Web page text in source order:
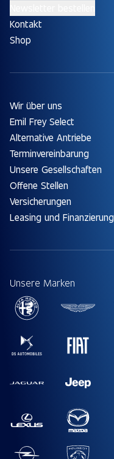
Kontakt
Shop
Wir über uns
Emil Frey Select
Alternative Antriebe
Terminvereinbarung
Unsere Gesellschaften
Offene Stellen
Versicherungen
Leasing und Finanzierung
Unsere Marken